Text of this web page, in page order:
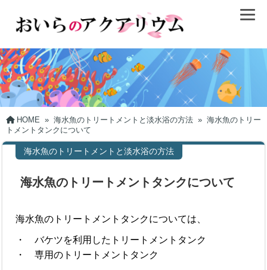
HOME » 海水魚のトリートメントと淡水浴の方法 » 海水魚のトリー
トメントタンクについて
海水魚のトリートメントと淡水浴の方法
海水魚のトリートメントタンクについて
海水魚のトリートメントタンクについては、
・ バケツを利用したトリートメントタンク
・ 専用のトリートメントタンク